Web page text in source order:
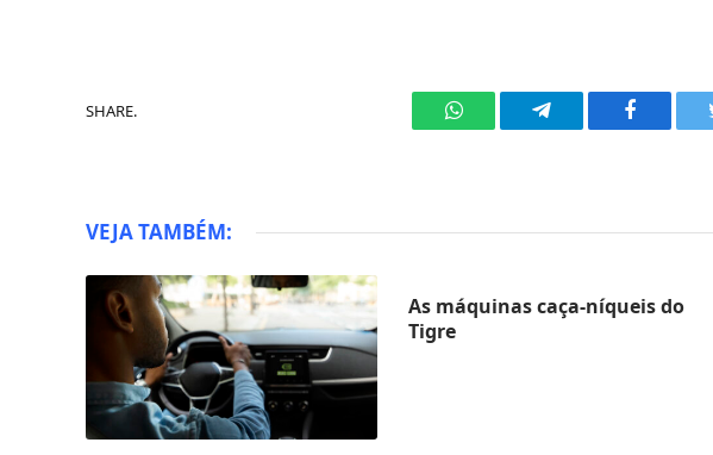
SHARE.
WhatsAppTelegram Facebook
VEJA TAMBÉM:
As máquinas caça-níqueis do
Tigre